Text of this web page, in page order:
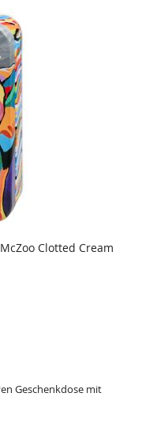
Clotted Cream
Geschenkdose mit